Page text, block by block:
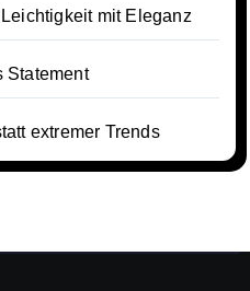
mit Eleganz
Statement
extremer Trends